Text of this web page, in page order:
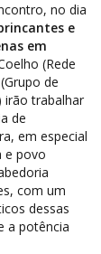
no dia
e
em
(Rede
de
irão trabalhar
de
em especial
e povo
com um
dessas
a potência